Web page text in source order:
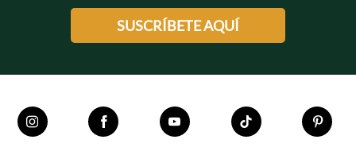
SUSCRÍBETE AQUÍ